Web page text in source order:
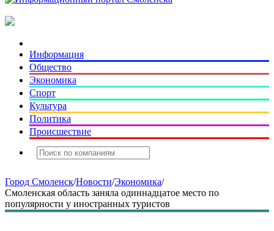
Информация
Общество
Экономика
Спорт
Культура
Политика
Происшествие
Город Смоленск/Новости/Экономика/
Смоленская область заняла одиннадцатое место по
популярности у иностранных туристов